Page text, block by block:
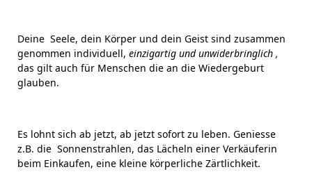
Deine Seele, dein Körper und dein Geist sind zusammen
genommen individuell, einzigartig und unwiderbringlich ,
das gilt auch für Menschen die an die Wiedergeburt
glauben.
Es lohnt sich ab jetzt, ab jetzt sofort zu leben. Geniesse
z.B. die Sonnenstrahlen, das Lächeln einer Verkäuferin
beim Einkaufen, eine kleine körperliche Zärtlichkeit.